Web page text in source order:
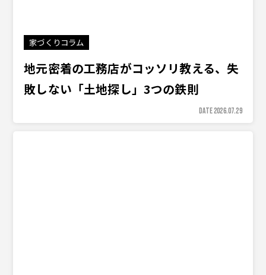
家づくりコラム
地元密着の工務店がコッソリ教える、失
敗しない「土地探し」3つの鉄則
DATE 2026.07.29